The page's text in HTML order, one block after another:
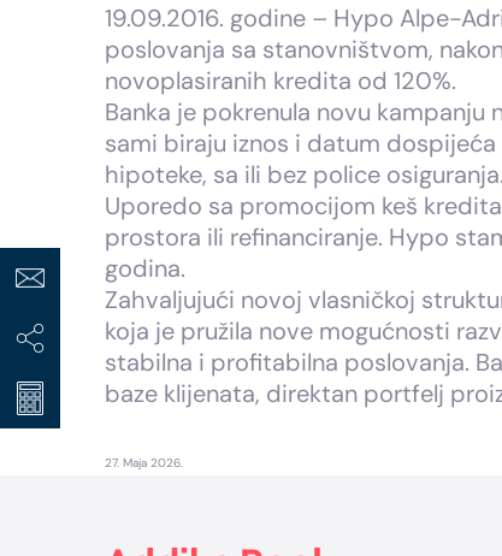
19.09.2016. godine – Hypo Alpe-
poslovanja sa stanovništvom,
novoplasiranih kredita od 120%.
Banka je pokrenula novu
sami biraju iznos i datum dospijeća
hipoteke, sa ili bez police osiguranja.
Uporedo sa promocijom keš
prostora ili refinanciranje. Hypo
godina.
Zahvaljujući novoj vlasničkoj
koja je pružila nove mogućnosti
stabilna i profitabilna poslovanja.
baze klijenata, direktan portfelj
27. Maja 2026.